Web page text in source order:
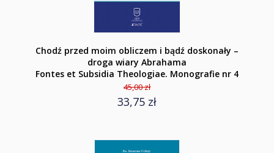
Chodź przed moim obliczem i bądź doskonały –
droga wiary Abrahama
Fontes et Subsidia Theologiae. Monografie nr 4
45,00 zł
33,75 zł